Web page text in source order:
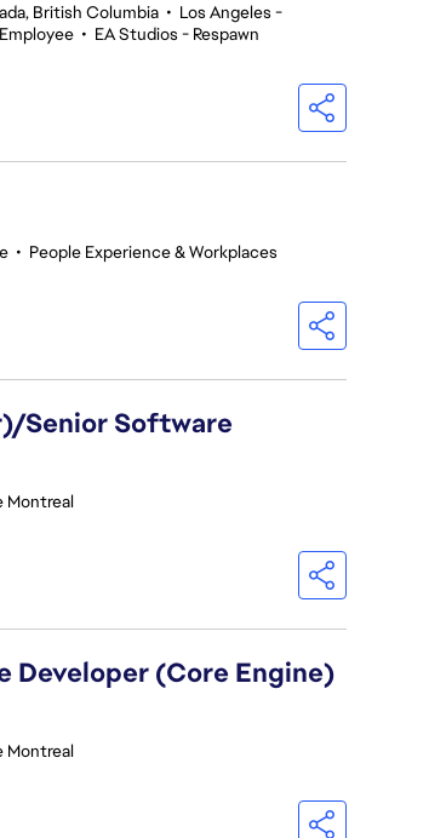
British Columbia • Los Angeles -
• EA Studios - Respawn
• People Experience & Workplaces
Senior Software
Montreal
(Core Engine)
Montreal